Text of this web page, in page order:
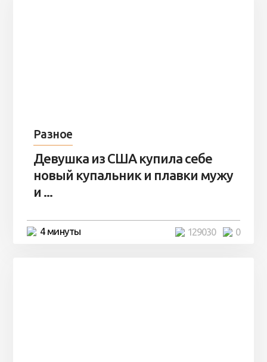
Разное
Девушка из США купила себе
новый купальник и плавки мужу
и ...
4 минуты 0
129030